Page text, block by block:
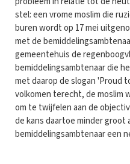
stel: een vrome moslim die
buren wordt op 17 mei
met de
gemeentehuis de
bemiddelingsambtenaar die
met daarop de slogan 'Proud
volkomen terecht, de moslim
om te twijfelen aan de
de kans daartoe minder groot
bemiddelingsambtenaar een